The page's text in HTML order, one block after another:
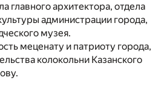
главного архитектора, отдела
администрации города,
музея.
меценату и патриоту города,
колокольни Казанского